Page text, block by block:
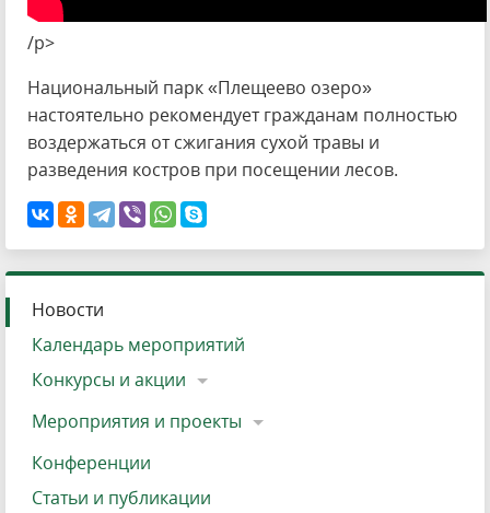
/p>
Национальный парк «Плещеево озеро»
настоятельно рекомендует гражданам полностью
воздержаться от сжигания сухой травы и
разведения костров при посещении лесов.
Новости
Календарь мероприятий
Конкурсы и акции
Мероприятия и проекты
Конференции
Статьи и публикации